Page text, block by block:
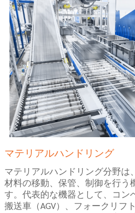
マテリアルハンドリング
マテリアルハンドリング分野は
材料の移動、保管、制御を行う
す。代表的な機器として、コン
搬送車（AGV）、フォークリフ